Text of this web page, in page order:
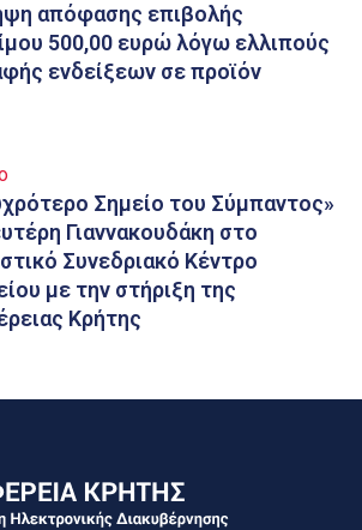
απόφασης επιβολής
500,00 ευρώ λόγω ελλιπούς
ενδείξεων σε προϊόν
Σημείο του Σύμπαντος»
Γιαννακουδάκη στο
Συνεδριακό Κέντρο
με την στήριξη της
Κρήτης